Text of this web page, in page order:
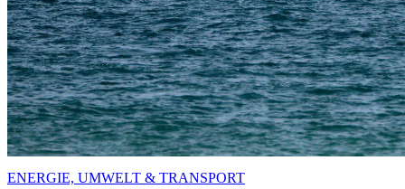
ENERGIE, UMWELT & TRANSPORT